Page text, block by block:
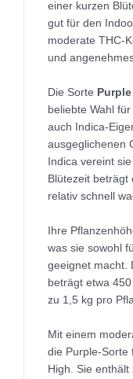
einer kurzen
gut für den
moderate THC-
und
Die Sorte Purple
beliebte Wahl
auch Indica-
ausgeglichenen
Indica vereint
Blütezeit beträgt
relativ schnell
Ihre
was sie sowohl
geeignet macht.
beträgt etwa
zu 1,5 kg pro
Mit einem
die Purple-Sorte
High. Sie